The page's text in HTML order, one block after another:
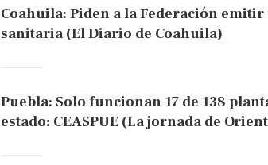
Coahuila: Piden a la Federación
sanitaria (El Diario de Coahuila)
Puebla: Solo funcionan 17 de 138
estado: CEASPUE (La jornada de